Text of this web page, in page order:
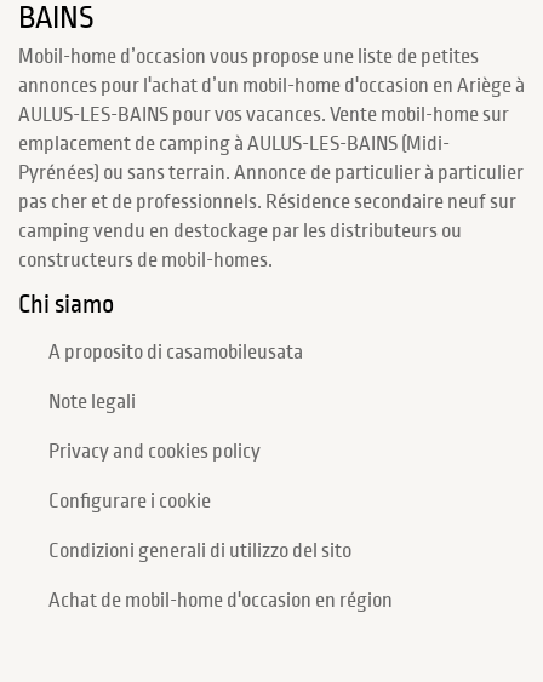
BAINS
Mobil-home d’occasion vous propose une liste de petites
annonces pour l'achat d’un mobil-home d'occasion en Ariège à
AULUS-LES-BAINS pour vos vacances. Vente mobil-home sur
emplacement de camping à AULUS-LES-BAINS (Midi-
Pyrénées) ou sans terrain. Annonce de particulier à particulier
pas cher et de professionnels. Résidence secondaire neuf sur
camping vendu en destockage par les distributeurs ou
constructeurs de mobil-homes.
Chi siamo
A proposito di casamobileusata
Note legali
Privacy and cookies policy
Configurare i cookie
Condizioni generali di utilizzo del sito
Achat de mobil-home d'occasion en région